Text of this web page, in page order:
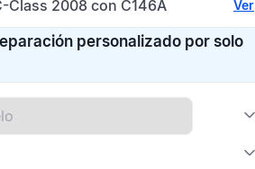
Class 2008 con C146A Ver
personalizado por solo